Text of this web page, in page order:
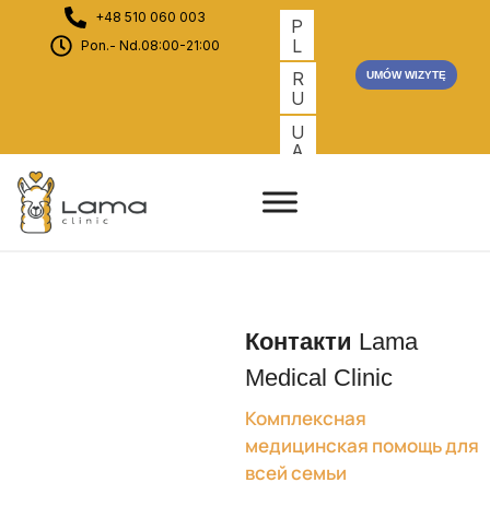
+48 510 060 003
Pon.- Nd.08:00-21:00
UMÓW WIZYTĘ
P
L
R
U
U
A
Контакти Lama
Medical Clinic
Комплексная
медицинская помощь для
всей семьи